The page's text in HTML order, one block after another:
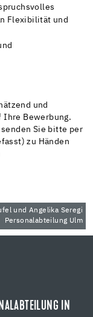
Flexibilität und
und
Ihre Bewerbung.
Sie bitte per
zu Händen
und Angelika Seregi
Personalabteilung Ulm
IN